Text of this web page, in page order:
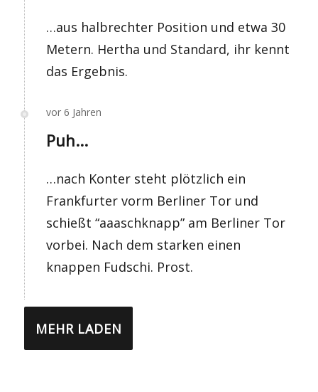
…aus halbrechter Position und etwa 30
Metern. Hertha und Standard, ihr kennt
das Ergebnis.
vor 6 Jahren
Puh...
…nach Konter steht plötzlich ein
Frankfurter vorm Berliner Tor und
schießt “aaaschknapp” am Berliner Tor
vorbei. Nach dem starken einen
knappen Fudschi. Prost.
MEHR LADEN